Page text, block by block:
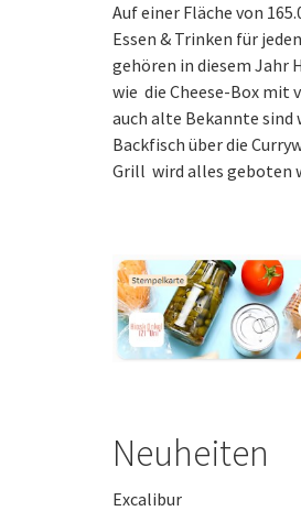
Auf einer Fläche von
Essen & Trinken für
gehören in diesem Jahr
wie die Cheese-Box mit
auch alte Bekannte sind
Backfisch über die
Grill wird alles geboten
Neuheiten
Excalibur